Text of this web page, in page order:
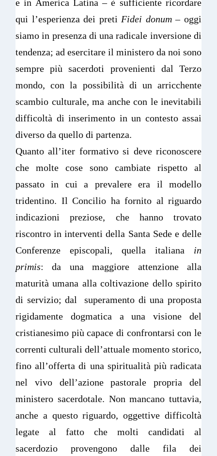
e in America Latina – è sufficiente ricordare
qui l’esperienza dei preti Fidei donum– oggi
siamo in presenza di una radicale inversione di
tendenza; ad esercitare il ministero da noi sono
sempre più sacerdoti provenienti dal Terzo
mondo, con la possibilità di un arricchente
scambio culturale, ma anche con le inevitabili
difficoltà di inserimento in un contesto assai
diverso da quello di partenza.
Quanto all’iter formativo si deve riconoscere
che molte cose sono cambiate rispetto al
passato in cui a prevalere era il modello
tridentino. Il Concilio ha fornito al riguardo
indicazioni preziose, che hanno trovato
riscontro in interventi della Santa Sede e delle
Conferenze episcopali, quella italiana in
primis: da una maggiore attenzione alla
maturità umana alla coltivazione dello spirito
di servizio; dal superamento di una proposta
rigidamente dogmatica a una visione del
cristianesimo più capace di confrontarsi con le
correnti culturali dell’attuale momento storico,
fino all’offerta di una spiritualità più radicata
nel vivo dell’azione pastorale propria del
ministero sacerdotale. Non mancano tuttavia,
anche a questo riguardo, oggettive difficoltà
legate al fatto che molti candidati al
sacerdozio provengono dalle fila dei